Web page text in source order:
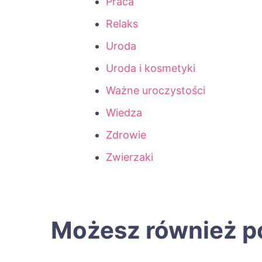
Relaks
Uroda
Uroda i kosmetyki
Ważne uroczystości
Wiedza
Zdrowie
Zwierzaki
Możesz również